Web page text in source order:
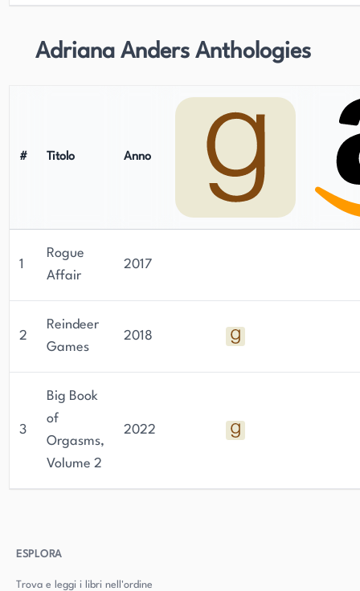
Adriana Anders Anthologies
# Titolo Anno
1
Rogue
Affair
2017
2
Reindeer
Games
2018
3
Big Book
of
Orgasms,
Volume 2
2022
ESPLORA
Trova e leggi i libri nell'ordine